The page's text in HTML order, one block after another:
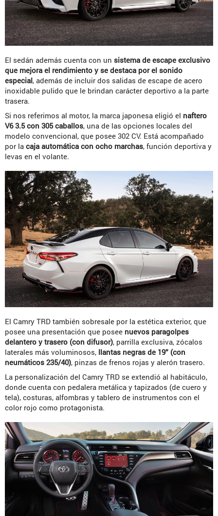
El sedán además cuenta con un sistema de escape exclusivo
que mejora el rendimiento y se destaca por el sonido
especial, además de incluir dos salidas de escape de acero
inoxidable pulido que le brindan carácter deportivo a la parte
trasera.
Si nos referimos al motor, la marca japonesa eligió el naftero
V6 3.5 con 305 caballos, una de las opciones locales del
modelo convencional, que posee 302 CV. Está acompañado
por la caja automática con ocho marchas, función deportiva y
levas en el volante.
El Camry TRD también sobresale por la estética exterior, que
posee una presentación que posee nuevos paragolpes
delantero y trasero (con difusor), parrilla exclusiva, zócalos
laterales más voluminosos, llantas negras de 19” (con
neumáticos 235/40), pinzas de frenos rojas y alerón trasero.
La personalización del Camry TRD se extendió al habitáculo,
donde cuenta con pedalera metálica y tapizados (de cuero y
tela), costuras, alfombras y tablero de instrumentos con el
color rojo como protagonista.